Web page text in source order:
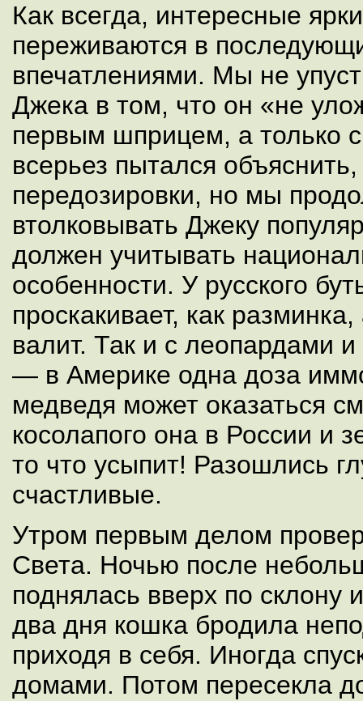
Как всегда, интересные
переживаются в
впечатлениями. Мы не
Джека в том, что он «не
первым шприцем, а только
всерьез пытался
передозировки, но мы
втолковывать Джеку
должен учитывать
особенности. У русского
проскакивает, как
валит. Так и с леопардами
— в Америке одна доза
медведя может оказаться
косолапого она в России и
то что усыпит! Разошлись
счастливые.
Утром первым делом
Света. Ночью после
поднялась вверх по склону
два дня кошка бродила
приходя в себя. Иногда
домами. Потом пересекла